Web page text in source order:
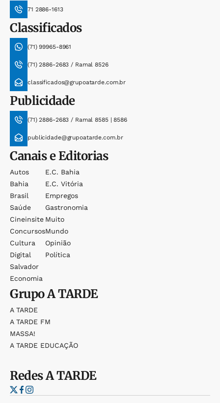
71 2886-1613
Classificados
(71) 99965-8961
(71) 2886-2683 / Ramal 8526
classificados@grupoatarde.com.br
Publicidade
(71) 2886-2683 / Ramal 8585 | 8586
publicidade@grupoatarde.com.br
Canais e Editorias
Autos
Bahia
Brasil
Saúde
Cineinsite
Concursos
Cultura
Digital
Salvador
Economia
E.c. Bahia
E.c. Vitória
Empregos
Gastronomia
Muito
Mundo
Opinião
Política
GrupoA TARDE
A TARDE
A TARDE FM
MASSA!
A TARDE EDUCAÇÃO
RedesA TARDE